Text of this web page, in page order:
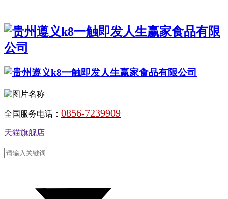
全国服务电话： 0856-7239909
天猫旗舰店